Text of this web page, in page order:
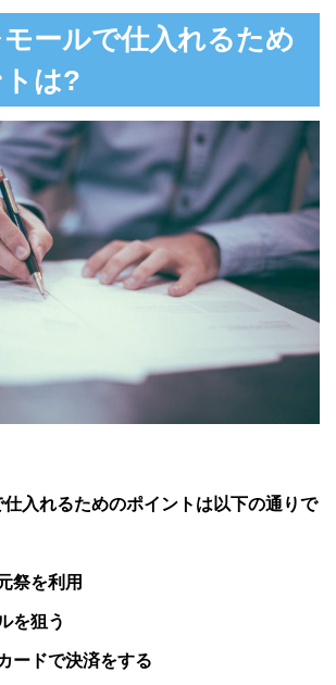
ールで仕入れるため
は?
入れるためのポイントは以下の通りで
祭を利用
を狙う
ードで決済をする